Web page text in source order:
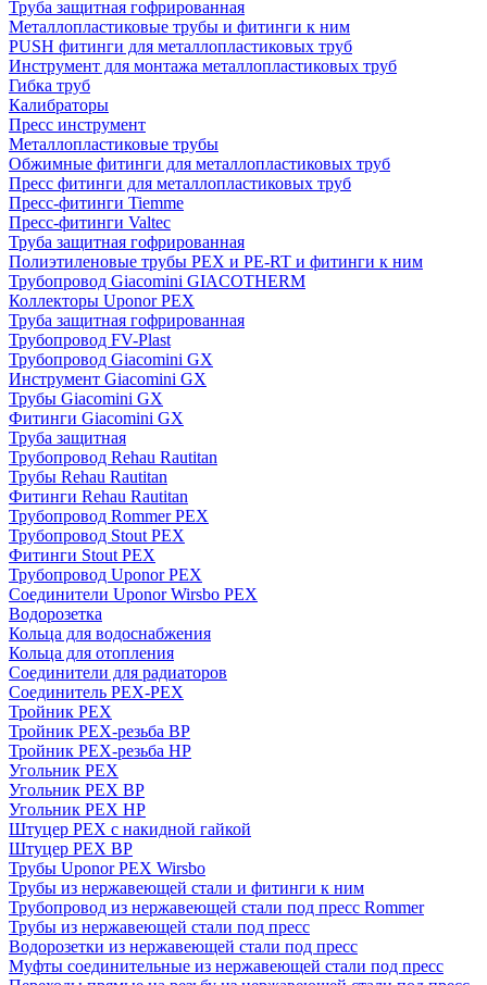
Труба защитная гофрированная
Металлопластиковые трубы и фитинги к ним
PUSH фитинги для металлопластиковых труб
Инструмент для монтажа металлопластиковых труб
Гибка труб
Калибраторы
Пресс инструмент
Металлопластиковые трубы
Обжимные фитинги для металлопластиковых труб
Пресс фитинги для металлопластиковых труб
Пресс-фитинги Tiemme
Пресс-фитинги Valtec
Труба защитная гофрированная
Полиэтиленовые трубы PEX и PE-RT и фитинги к ним
Трубопровод Giacomini GIACOTHERM
Коллекторы Uponor PEX
Труба защитная гофрированная
Трубопровод FV-Plast
Трубопровод Giacomini GX
Инструмент Giacomini GX
Трубы Giacomini GX
Фитинги Giacomini GX
Труба защитная
Трубопровод Rehau Rautitan
Трубы Rehau Rautitan
Фитинги Rehau Rautitan
Трубопровод Rommer PEX
Трубопровод Stout PEX
Фитинги Stout PEX
Трубопровод Uponor PEX
Соединители Uponor Wirsbo PEX
Водорозетка
Кольца для водоснабжения
Кольца для отопления
Соединители для радиаторов
Соединитель PEX-PEX
Тройник PEX
Тройник PEX-резьба ВР
Тройник PEX-резьба НР
Угольник PEX
Угольник PEX ВР
Угольник PEX НР
Штуцер PEX c накидной гайкой
Штуцер PEX ВР
Трубы Uponor PEX Wirsbo
Трубы из нержавеющей стали и фитинги к ним
Трубопровод из нержавеющей стали под пресс Rommer
Трубы из нержавеющей стали под пресс
Водорозетки из нержавеющей стали под пресс
Муфты соединительные из нержавеющей стали под пресс